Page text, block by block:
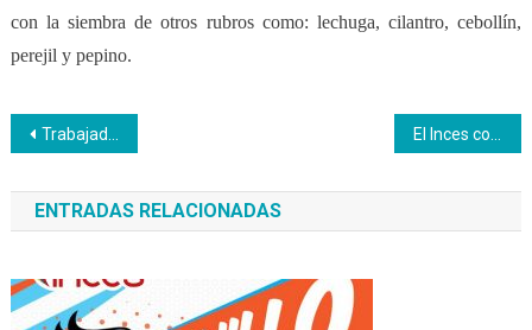
con la siembra de otros rubros como: lechuga, cilantro, cebollín,
perejil y pepino.
Navegación
de
entradas
Trabajadores del Inces Vargas reciben formación en Higiene y Manipulación de Alimentos
ENTRADAS RELACIONADAS